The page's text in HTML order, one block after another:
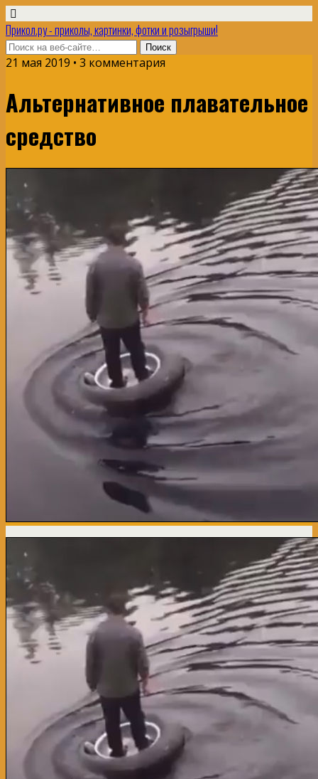
Прикол.ру - приколы, картинки, фотки и розыгрыши!
21 мая 2019 • 3 комментария
Альтернативное плавательное
средство